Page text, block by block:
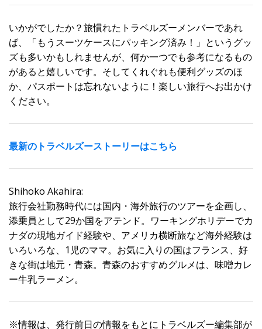
いかがでしたか？旅慣れたトラベルズーメンバーであれ
ば、「もうスーツケースにパッキング済み！」というグッ
ズも多いかもしれませんが、何か一つでも参考になるもの
があると嬉しいです。そしてくれぐれも便利グッズのほ
か、パスポートは忘れないように！楽しい旅行へお出かけ
ください。
最新のトラベルズーストーリーはこちら
Shihoko Akahira:
旅行会社勤務時代には国内・海外旅行のツアーを企画し、
添乗員として29か国をアテンド。ワーキングホリデーでカ
ナダの現地ガイド経験や、アメリカ横断旅など海外経験は
いろいろな、1児のママ。お気に入りの国はフランス、好
きな街は地元・青森。青森のおすすめグルメは、味噌カレ
ー牛乳ラーメン。
※情報は、発行前日の情報をもとにトラベルズー編集部が